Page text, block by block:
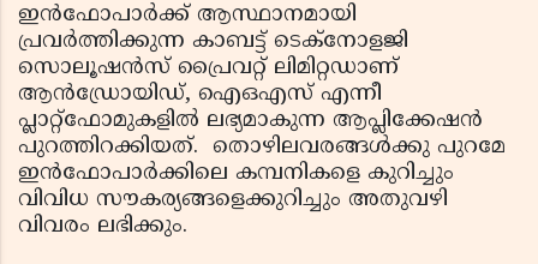
ഇന്‍ഫോപാര്‍ക്ക് ആസ്ഥാനമായി
പ്രവര്‍ത്തിക്കുന്ന കാബട്ട് ടെക്‌നോളജി
സൊലൂഷന്‍സ് പ്രൈവറ്റ് ലിമിറ്റഡാണ്
ആന്‍ഡ്രോയിഡ്, ഐഒഎസ് എന്നീ
പ്ലാറ്റ്‌ഫോമുകളില്‍ ലഭ്യമാകുന്ന ആപ്ലിക്കേഷന്‍
പുറത്തിറക്കിയത്. തൊഴിലവരങ്ങള്‍ക്കു പുറമേ
ഇന്‍ഫോപാര്‍ക്കിലെ കമ്പനികളെ കുറിച്ചും
വിവിധ സൗകര്യങ്ങളെക്കുറിച്ചും അതുവഴി
വിവരം ലഭിക്കും.